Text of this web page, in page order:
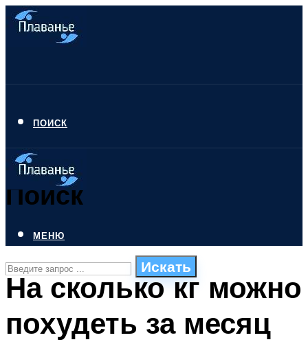
ПОИСК
Поиск
Искать
ПЛАВАНЬЕ ДЛЯ ДЕТЕЙ
МЕНЮ
На сколько кг можно
похудеть за месяц